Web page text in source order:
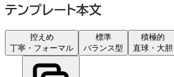
テンプレート本文
控えめ
丁寧・フォーマル
標準
バランス型
積極的
直球・大胆